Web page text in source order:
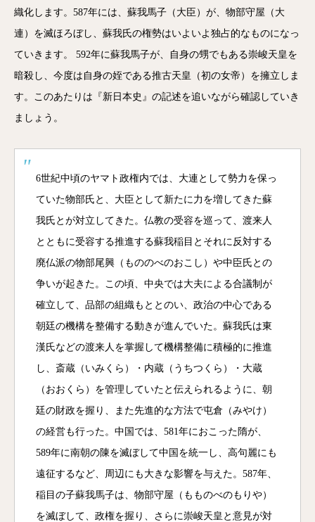
織化します。587年には、蘇我馬子（大臣）が、物部守屋（大
連）を滅ほろぼし、蘇我氏の権勢はいよいよ独占的なものになっ
ていきます。 592年に蘇我馬子が、自身の甥でもある崇峻天皇を
暗殺し、今度は自身の姪である推古天皇（初の女帝）を擁立しま
す。このあたりは『新日本史』の記述を追いながら確認していき
ましょう。
6世紀中頃のヤマト政権内では、大連として勢力を保っ
ていた物部氏と、大臣として新たに力を増してきた蘇
我氏とが対立してきた。仏教の受容を巡って、渡来人
とともに受容する推進する蘇我稲目とそれに反対する
廃仏派の物部尾興（もののべのおこし）や中臣氏との
争いが起きた。この頃、中央では大夫による合議制が
確立して、品部の組織もととのい、政治の中心である
朝廷の機構を整備する動きが進んでいた。蘇我氏は東
漢氏などの渡来人を掌握して機構整備に積極的に推進
し、斎蔵（いみくら）・内蔵（うちつくら）・大蔵
（おおくら）を管理していたと伝えられるように、朝
廷の財政を握り、また先進的な方法で屯倉（みやけ）
の経営も行った。中国では、581年におこった隋が、
589年に南朝の陳を滅ぼして中国を統一し、高句麗にも
遠征するなど、周辺にも大きな影響を与えた。587年、
稲目の子蘇我馬子は、物部守屋（もものべのもりや）
を滅ぼして、政権を握り、さらに崇峻天皇と意見が対